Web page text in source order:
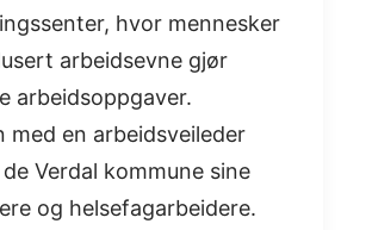
hvor mennesker
arbeidsevne gjør
arbeidsoppgaver.
med en arbeidsveileder
Verdal kommune sine
og helsefagarbeidere.